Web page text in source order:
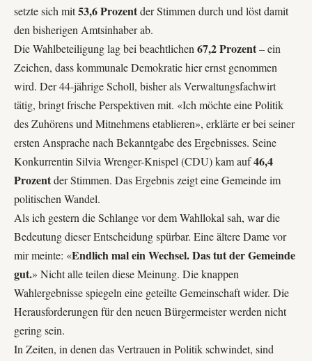
setzte sich mit53,6 Prozentder Stimmen durch und löst damit
den bisherigen Amtsinhaber ab.
Die Wahlbeteiligung lag bei beachtlichen 67,2 Prozent– ein
Zeichen, dass kommunale Demokratie hier ernst genommen
wird. Der 44-jährige Scholl, bisher als Verwaltungsfachwirt
tätig, bringt frische Perspektiven mit. «Ich möchte eine Politik
des Zuhörens und Mitnehmens etablieren», erklärte er bei seiner
ersten Ansprache nach Bekanntgabe des Ergebnisses. Seine
Konkurrentin Silvia Wrenger-Knispel (CDU) kam auf46,4
Prozentder Stimmen. Das Ergebnis zeigt eine Gemeinde im
politischen Wandel.
Als ich gestern die Schlange vor dem Wahllokal sah, war die
Bedeutung dieser Entscheidung spürbar. Eine ältere Dame vor
mir meinte: «Endlich mal ein Wechsel. Das tut der Gemeinde
gut.» Nicht alle teilen diese Meinung. Die knappen
Wahlergebnisse spiegeln eine geteilte Gemeinschaft wider. Die
Herausforderungen für den neuen Bürgermeister werden nicht
gering sein.
In Zeiten, in denen das Vertrauen in Politik schwindet, sind